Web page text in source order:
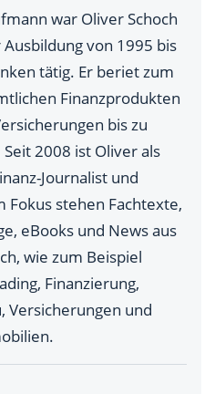
war Oliver Schoch
von 1995 bis
tätig. Er beriet zum
Finanzprodukten
bis zu
2008 ist Oliver als
Journalist und
Fokus stehen Fachtexte,
eBooks und News aus
wie zum Beispiel
Finanzierung,
Versicherungen und